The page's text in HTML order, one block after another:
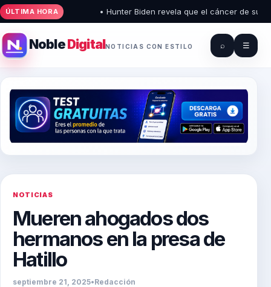
ÚLTIMA HORA • Hunter Biden revela que el cáncer de su
NobleDigitalNOTICIAS CON ESTILO ⌕ ☰
NOTICIAS
Mueren ahogados dos
hermanos en la presa de
Hatillo
septiembre 21, 2025•Redacción